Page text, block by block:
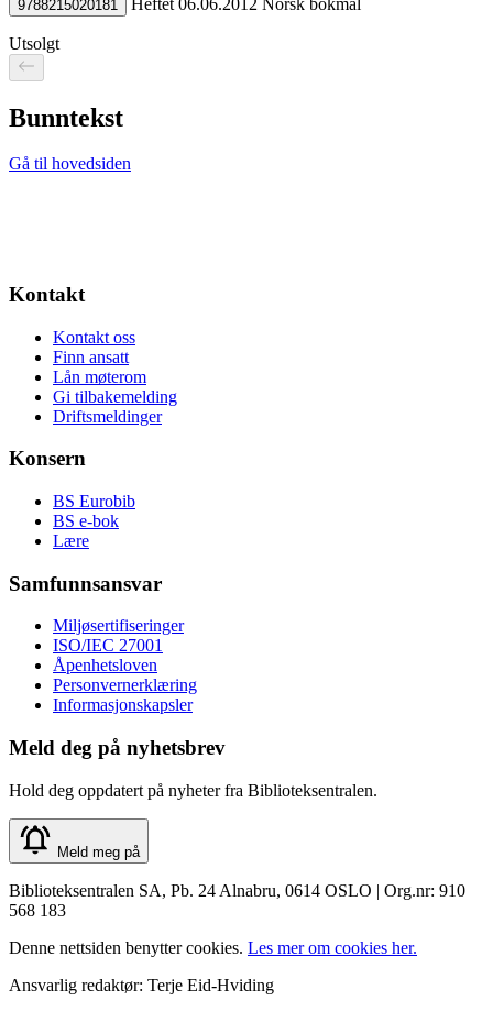
9788215020181
Utsolgt
Bunntekst
Gå til hovedsiden
Kontakt
Kontakt oss
Finn ansatt
Lån møterom
Gi tilbakemelding
Driftsmeldinger
Konsern
BS Eurobib
BS e-bok
Lære
Samfunnsansvar
Miljøsertifiseringer
ISO/IEC 27001
Åpenhetsloven
Personvernerklæring
Informasjonskapsler
Meld deg på nyhetsbrev
Hold deg oppdatert på nyheter fra Biblioteksentralen.
Meld meg på
Biblioteksentralen SA, Pb. 24 Alnabru, 0614 OSLO | Org.nr: 910
568 183
Denne nettsiden benytter cookies. Les mer om cookies her.
Ansvarlig redaktør: Terje Eid-Hviding